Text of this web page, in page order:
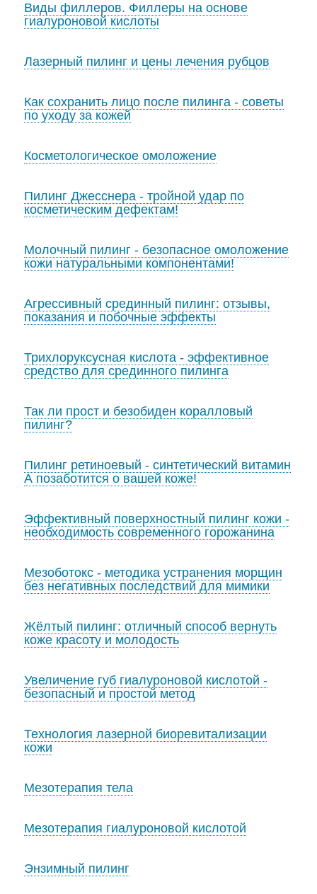
Виды филлеров. Филлеры на основе
гиалуроновой кислоты
Лазерный пилинг и цены лечения рубцов
Как сохранить лицо после пилинга - советы
по уходу за кожей
Косметологическое омоложение
Пилинг Джесснера - тройной удар по
косметическим дефектам!
Молочный пилинг - безопасное омоложение
кожи натуральными компонентами!
Агрессивный срединный пилинг: отзывы,
показания и побочные эффекты
Трихлоруксусная кислота - эффективное
средство для срединного пилинга
Так ли прост и безобиден коралловый
пилинг?
Пилинг ретиноевый - синтетический витамин
А позаботится о вашей коже!
Эффективный поверхностный пилинг кожи -
необходимость современного горожанина
Мезоботокс - методика устранения морщин
без негативных последствий для мимики
Жёлтый пилинг: отличный способ вернуть
коже красоту и молодость
Увеличение губ гиалуроновой кислотой -
безопасный и простой метод
Технология лазерной биоревитализации
кожи
Мезотерапия тела
Мезотерапия гиалуроновой кислотой
Энзимный пилинг